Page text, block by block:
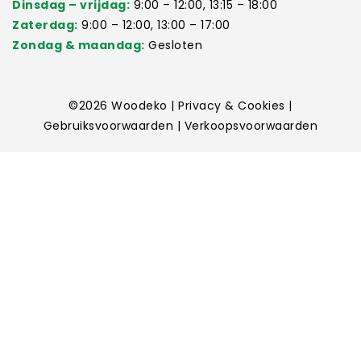
Dinsdag – vrijdag: 9:00 – 12:00, 13:15 – 18:00
Zaterdag: 9:00 – 12:00, 13:00 – 17:00
Zondag & maandag: Gesloten
©2026Woodeko |Privacy & Cookies |
Gebruiksvoorwaarden | Verkoopsvoorwaarden